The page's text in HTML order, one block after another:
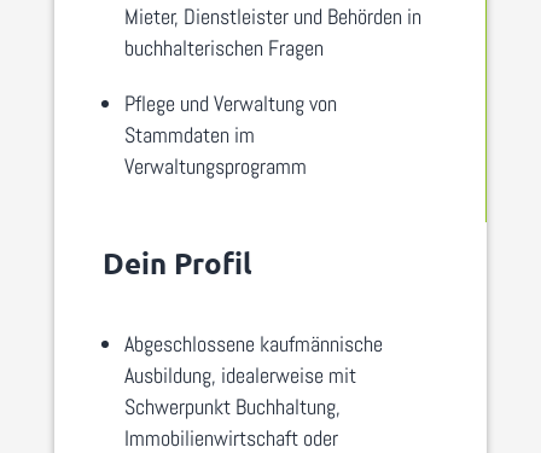
Mieter, Dienstleister und Behörden in
buchhalterischen Fragen
Pflege und Verwaltung von
Stammdaten im
Verwaltungsprogramm
Dein Profil
Abgeschlossene kaufmännische
Ausbildung, idealerweise mit
Schwerpunkt Buchhaltung,
Immobilienwirtschaft oder